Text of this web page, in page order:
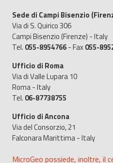
Sede di Campi Bisenzio
Via di S. Quirico 306
Campi Bisenzio (Firenze) - Italy
Tel. 055-8954766- Fax055-
Ufficio di Roma
Via di Valle Lupara 10
Roma - Italy
Tel. 06-87738755
Ufficio di Ancona
Via del Consorzio, 21
Falconara Marittima - Italy
MicroGeo possiede, inoltre, il